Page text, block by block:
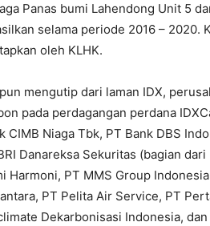
Panas bumi Lahendong Unit 5
selama periode 2016 – 2020.
oleh KLHK.
mengutip dari laman IDX,
pada perdagangan perdana
CIMB Niaga Tbk​, PT Bank DBS
Danareksa Sekuritas (bagian
Harmoni, PT MMS Group
PT Pelita Air Service, PT
Dekarbonisasi Indonesia,